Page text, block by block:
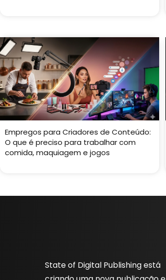
Empregos para Criadores de Conteúdo:
O que é preciso para trabalhar com
comida, maquiagem e jogos
State of Digital Publishing está